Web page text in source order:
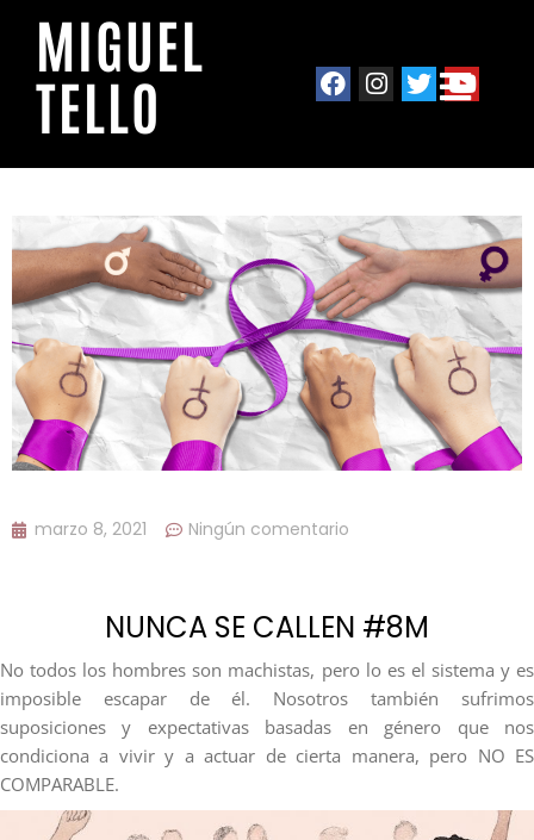
MIGUEL
TELLO
marzo 8, 2021 Ningún comentario
NUNCA SE CALLEN #8M
No todos los hombres son machistas, pero lo es el sistema y es
imposible escapar de él. Nosotros también sufrimos
suposiciones y expectativas basadas en género que nos
condiciona a vivir y a actuar de cierta manera, pero NO ES
COMPARABLE.